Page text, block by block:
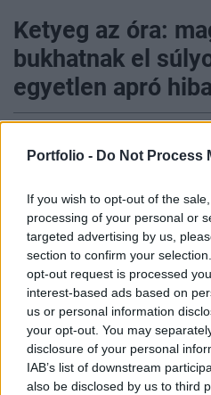
Portfolio - Do Not Process
If you wish to opt-out of the
processing of your personal or
targeted advertising by us,
section to confirm your
opt-out request is processed
interest-based ads based on
us or personal information
your opt-out. You may
disclosure of your personal
IAB’s list of downstream
also be disclosed by us to third
Ketyeg az óra:
bukhatnak el
egyetlen apró
2026. május 14. 14:29
Május 20-án jár le az
önkéntes nyugdíj- vagy
tagsággal rendelkezők
adó-visszatérítésről
elmulasztják megtenni a
Tavaly 41,9 milliárd
kaptak a pénztártagok,
volt a megelőző évinél,
lehetséges 58 milliárdtól